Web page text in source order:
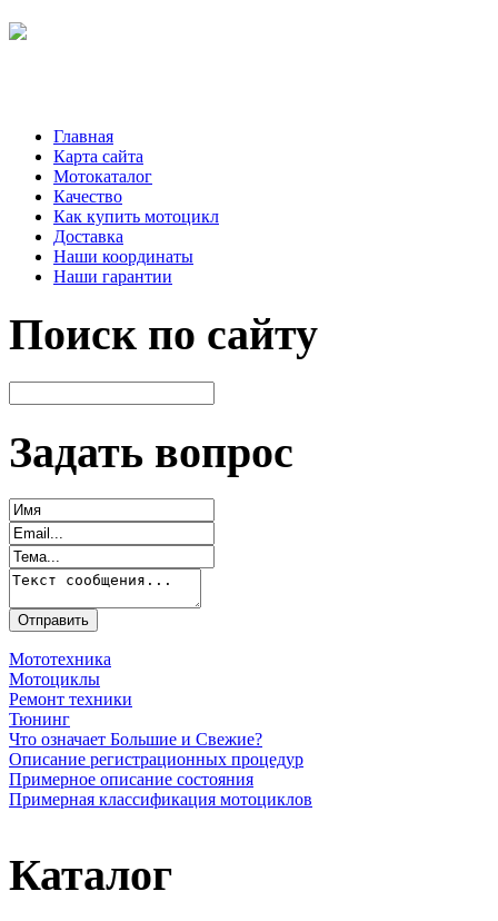
Главная
Карта сайта
Мотокаталог
Качество
Как купить мотоцикл
Доставка
Наши координаты
Наши гарантии
Поиск по сайту
Задать вопрос
Мототехника
Мотоциклы
Ремонт техники
Тюнинг
Что означает Большие и Свежие?
Описание регистрационных процедур
Примерное описание состояния
Примерная классификация мотоциклов
Каталог